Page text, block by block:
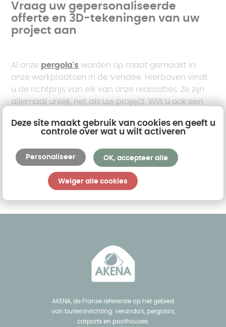
Vraag uw gepersonaliseerde
offerte en 3D-tekeningen van uw
project aan
Al onze pergola's worden op maat gemaakt in
onze werkplaatsen in de Vendée. Hierboven vindt
u de richtprijs van elk van onze realisaties. Ze zijn
allemaal uniek, net als uw project. Wilt u ook een
komen bij u thuis om uw project te bekijken en u
Vraag een gratis offerte aan
AKENA, de Franse referentie op het gebied
van buiteninrichting: veranda's, pergola's,
carports en poolhouses.
Deze site maakt gebruik van cookies en geeft u
controle over wat u wilt activeren
OK, accepteer alle
Weiger alle cookies
Personaliseer